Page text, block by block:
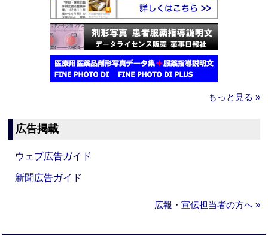
もっと見る »
広告掲載
ウェブ広告ガイド
新聞広告ガイド
広報・宣伝担当者の方へ »